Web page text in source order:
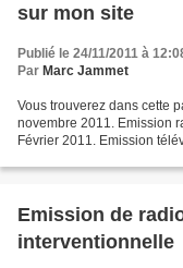
sur mon site
Publié le 24/11/2011 à
Par Marc Jammet
Vous trouverez dans cette
novembre 2011. Emission
Février 2011. Emission
Emission de
interventionnelle